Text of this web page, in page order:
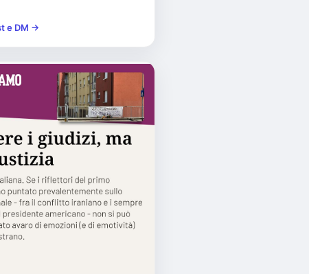
e DM →